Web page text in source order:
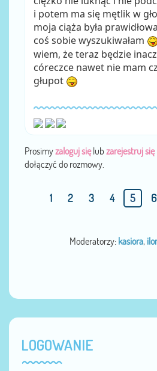
i potem ma się mętlik w
moja ciąża była
coś sobie wyszukiwałam
wiem, że teraz będzie
córeczce nawet nie mam
głupot
Prosimyzaloguj sięlub zarejestruj
dołączyć do rozmowy.
1 2 3 4 5 6
Moderatorzy: kasiora,
LOGOWANIE